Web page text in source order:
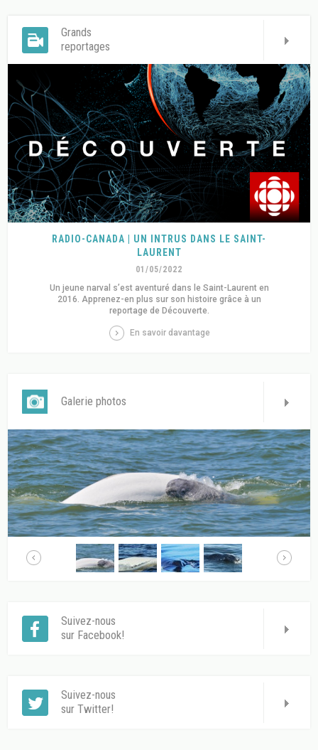
Grands
reportages
RADIO-CANADA | UN INTRUS DANS LE SAINT-
LAURENT
01/05/2022
Un jeune narval s’est aventuré dans le Saint-Laurent en
2016. Apprenez-en plus sur son histoire grâce à un
reportage de Découverte.
En savoir davantage
Galerie photos
Suivez-nous
sur Facebook!
Suivez-nous
sur Twitter!